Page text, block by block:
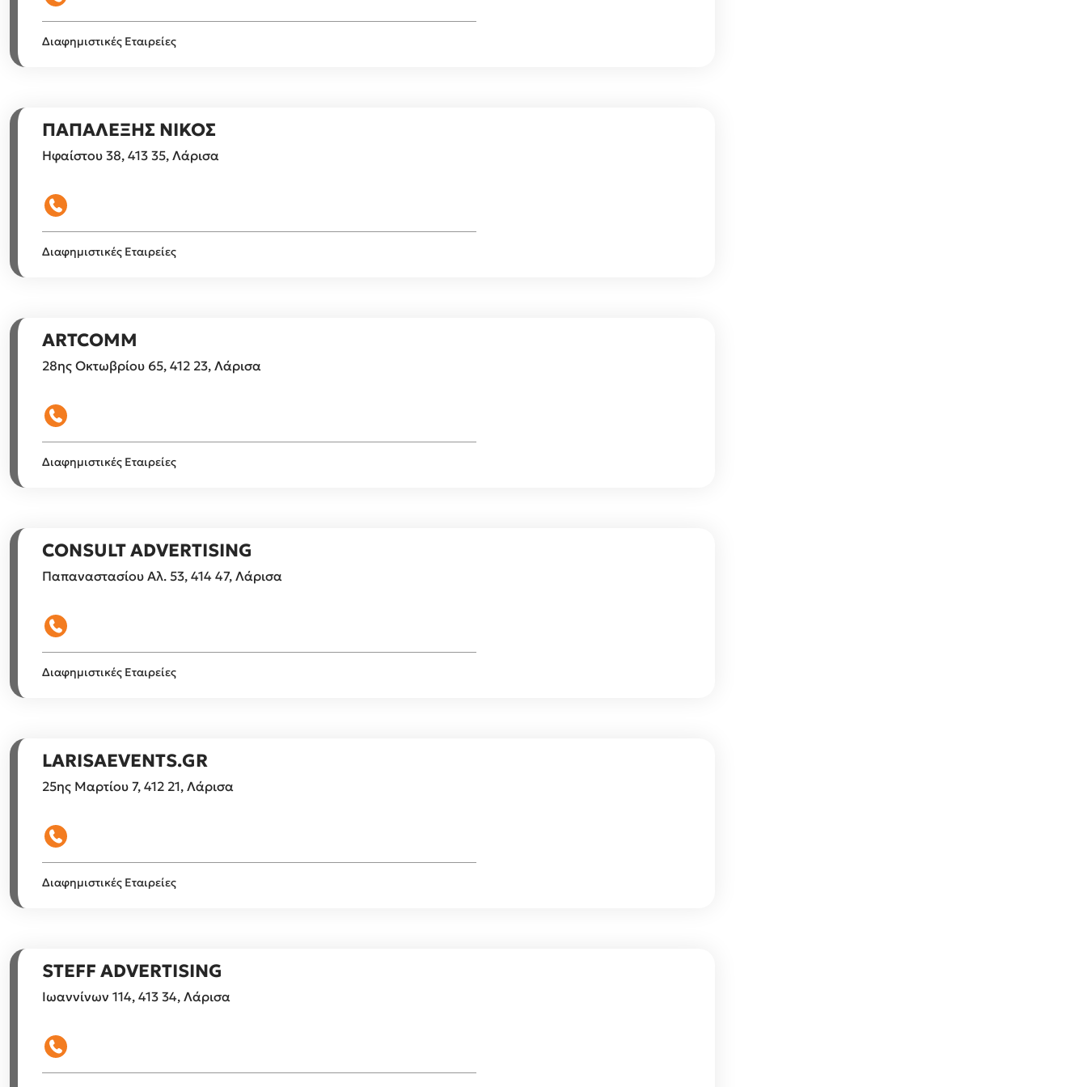
Διαφημιστικές Εταιρείες
ΠΑΠΑΛΕΞΗΣ ΝΙΚΟΣ
Ηφαίστου 38, 413 35, Λάρισα
Διαφημιστικές Εταιρείες
ARTCOMM
28ης Οκτωβρίου 65, 412 23, Λάρισα
Διαφημιστικές Εταιρείες
CONSULT ADVERTISING
Παπαναστασίου Αλ. 53, 414 47, Λάρισα
Διαφημιστικές Εταιρείες
LARISAEVENTS.GR
25ης Μαρτίου 7, 412 21, Λάρισα
Διαφημιστικές Εταιρείες
STEFF ADVERTISING
Ιωαννίνων 114, 413 34, Λάρισα